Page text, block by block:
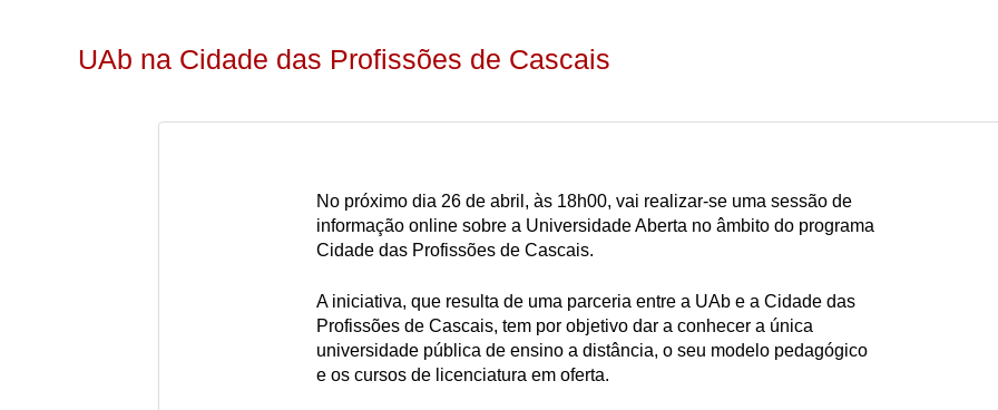
UAb na Cidade das Profissões de Cascais
No próximo dia 26 de abril, às 18h00, vai realizar-se uma sessão de
informação online sobre a Universidade Aberta no âmbito do programa
Cidade das Profissões de Cascais.
A iniciativa, que resulta de uma parceria entre a UAb e a Cidade das
Profissões de Cascais, tem por objetivo dar a conhecer a única
universidade pública de ensino a distância, o seu modelo pedagógico
e os cursos de licenciatura em oferta.